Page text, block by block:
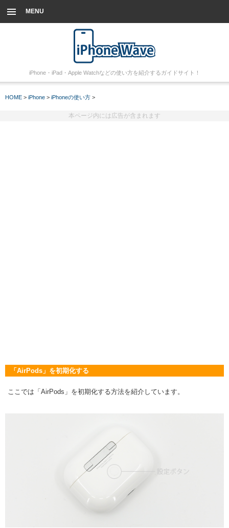
MENU
iPhone・iPad・Apple Watchなどの使い方を紹介するガイドサイト！
HOME > iPhone > iPhoneの使い方 >
本ページ内には広告が含まれます
「AirPods」を初期化する
ここでは「AirPods」を初期化する方法を紹介しています。